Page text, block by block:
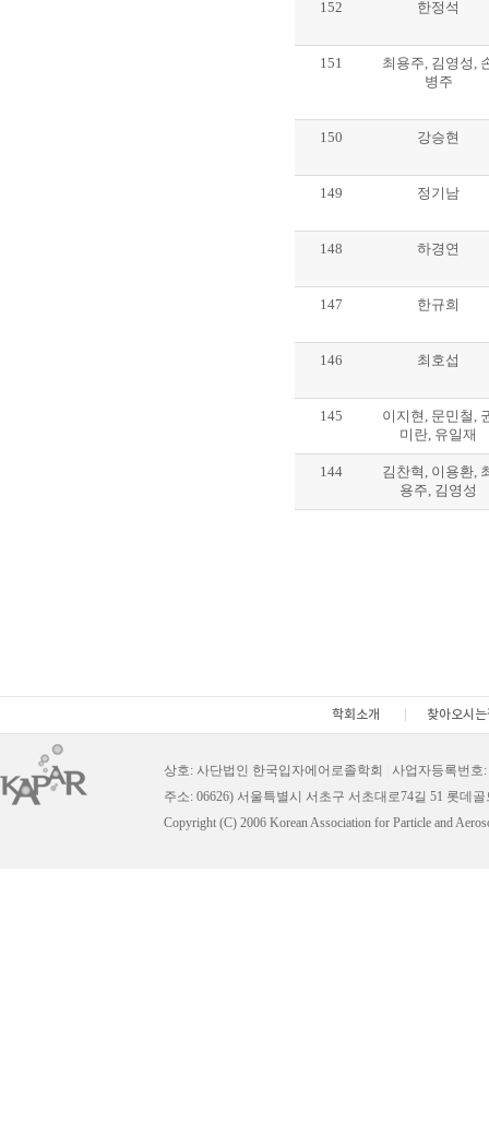
152 한정석
151
최용주, 김영성,
병주
150 강승현
149 정기남
148 하경연
147 한규희
146 최호섭
145
이지현, 문민철,
미란, 유일재
144
김찬혁, 이용환,
용주, 김영성
학회소개 찾아오시는
상호: 사단법인 한국입자에어로졸학회
사업자등록번호
주소: 06626) 서울특별시 서초구 서초대로74길 51 롯데
Copyright (C) 2006 Korean Association for Particle and